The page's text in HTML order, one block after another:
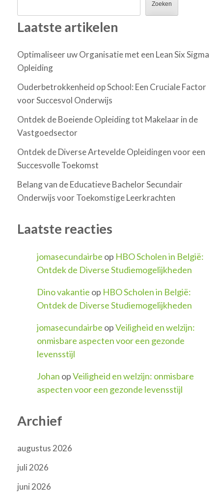
Zoeken
Laatste artikelen
Optimaliseer uw Organisatie met een Lean Six Sigma
Opleiding
Ouderbetrokkenheid op School: Een Cruciale Factor
voor Succesvol Onderwijs
Ontdek de Boeiende Opleiding tot Makelaar in de
Vastgoedsector
Ontdek de Diverse Artevelde Opleidingen voor een
Succesvolle Toekomst
Belang van de Educatieve Bachelor Secundair
Onderwijs voor Toekomstige Leerkrachten
Laatste reacties
jomasecundairbe op HBO Scholen in België:
Ontdek de Diverse Studiemogelijkheden
Dino vakantie op HBO Scholen in België:
Ontdek de Diverse Studiemogelijkheden
jomasecundairbe opVeiligheid en welzijn:
onmisbare aspecten voor een gezonde
levensstijl
Johan opVeiligheid en welzijn: onmisbare
aspecten voor een gezonde levensstijl
Archief
augustus 2026
juli 2026
juni 2026